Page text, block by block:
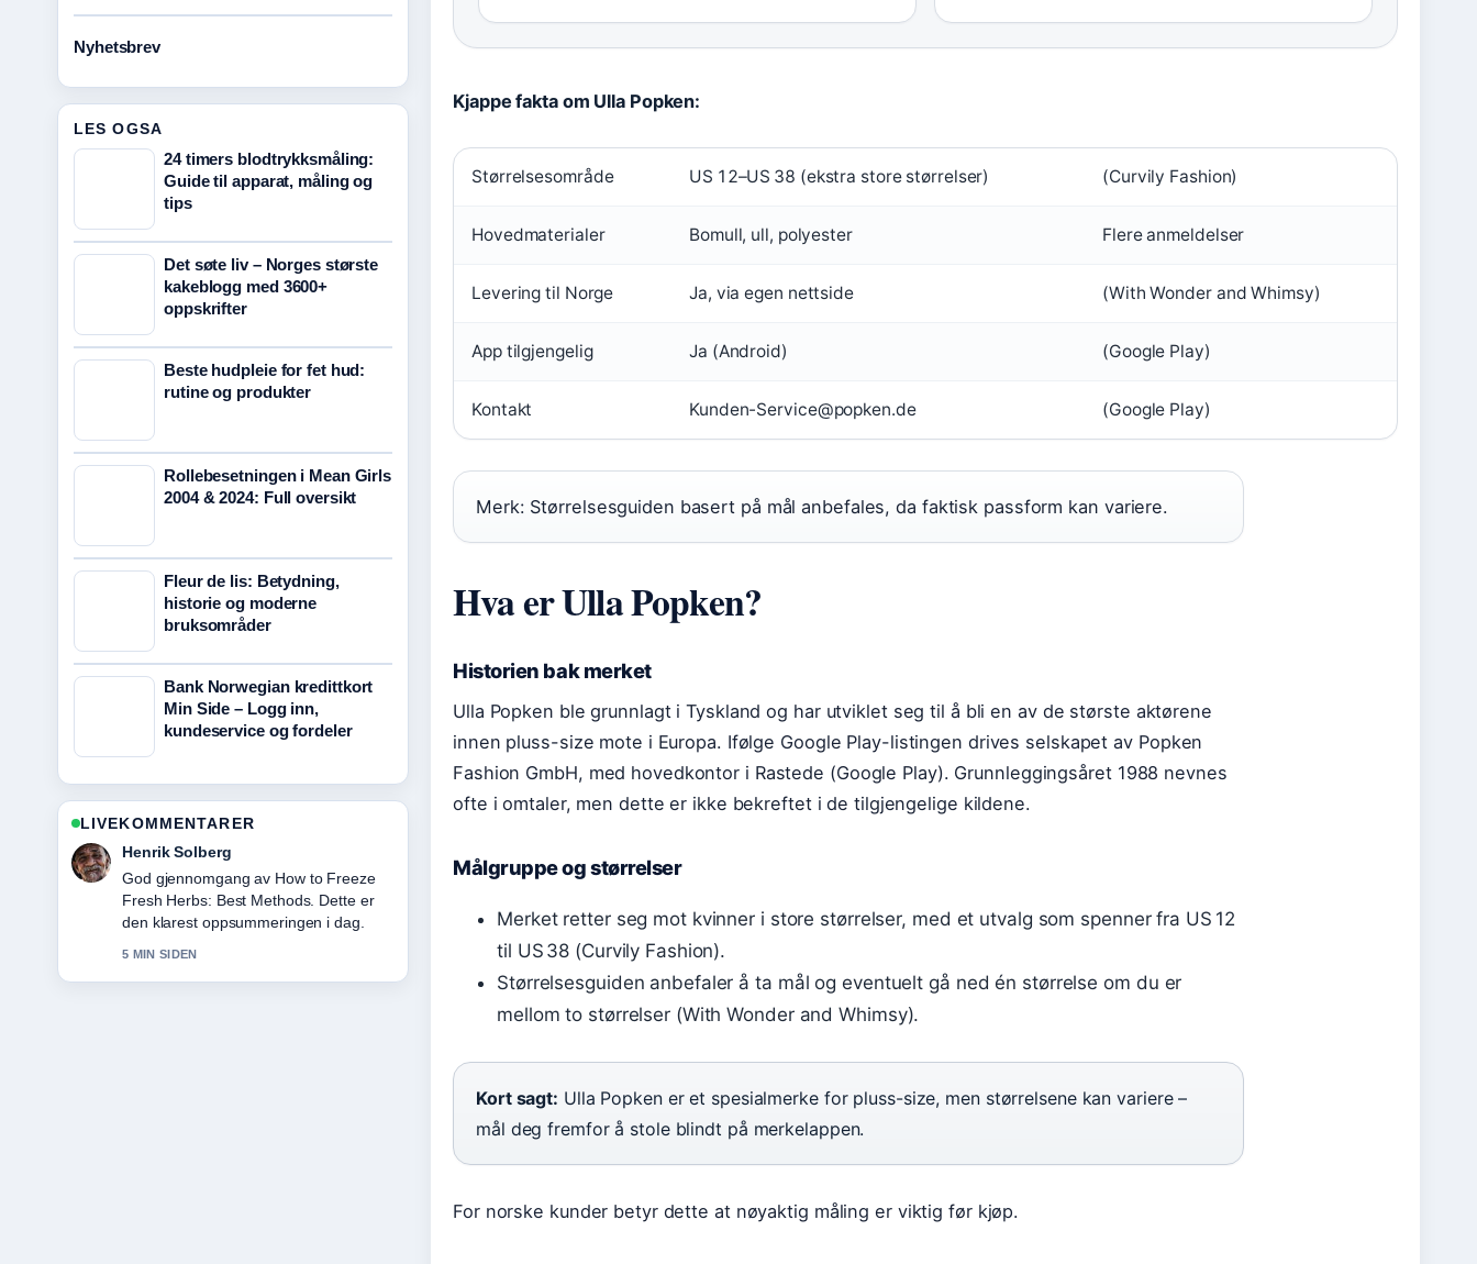
Kjappe fakta om Ulla Popken:
Størrelsesområde US 12–US 38 (ekstra store størrelser) (Curvily Fashion)
Hovedmaterialer Bomull, ull, polyester Flere anmeldelser
Levering til Norge Ja, via egen nettside (With Wonder and Whimsy)
App tilgjengelig Ja (Android) (Google Play)
Kontakt Kunden-Service@popken.de (Google Play)
Merk: Størrelsesguiden basert på mål anbefales, da faktisk passform kan variere.
Hva er Ulla Popken?
Historien bak merket
Ulla Popken ble grunnlagt i Tyskland og har utviklet seg til å bli en av de største aktørene
innen pluss-size mote i Europa. Ifølge Google Play-listingen drives selskapet av Popken
Fashion GmbH, med hovedkontor i Rastede (Google Play). Grunnleggingsåret 1988 nevnes
ofte i omtaler, men dette er ikke bekreftet i de tilgjengelige kildene.
Målgruppe og størrelser
Merket retter seg mot kvinner i store størrelser, med et utvalg som spenner fra US 12
til US 38 (Curvily Fashion).
Størrelsesguiden anbefaler å ta mål og eventuelt gå ned én størrelse om du er
mellom to størrelser (With Wonder and Whimsy).
Kort sagt: Ulla Popken er et spesialmerke for pluss-size, men størrelsene kan variere –
mål deg fremfor å stole blindt på merkelappen.
For norske kunder betyr dette at nøyaktig måling er viktig før kjøp.
Nyhetsbrev
LES OGSA
24 timers blodtrykksmåling:
Guide til apparat, måling og
tips
Det søte liv – Norges største
kakeblogg med 3600+
oppskrifter
Beste hudpleie for fet hud:
rutine og produkter
Rollebesetningen i Mean Girls
2004 & 2024: Full oversikt
Fleur de lis: Betydning,
historie og moderne
bruksområder
Bank Norwegian kredittkort
Min Side – Logg inn,
kundeservice og fordeler
LIVEKOMMENTARER
Nora Berg
Folgjer Bankers Pizza Haugesund –
meny, eier og... tett – setter pris pa den
balanserte tonen her.
7 MIN SIDEN